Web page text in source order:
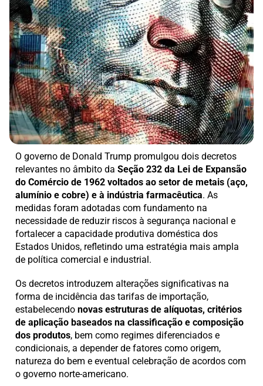
O governo de Donald Trump promulgou dois decretos
relevantes no âmbito da Seção 232 da Lei de Expansão
do Comércio de 1962 voltados ao setor de metais (aço,
alumínio e cobre) e à indústria farmacêutica. As
medidas foram adotadas com fundamento na
necessidade de reduzir riscos à segurança nacional e
fortalecer a capacidade produtiva doméstica dos
Estados Unidos, refletindo uma estratégia mais ampla
de política comercial e industrial.
Os decretos introduzem alterações significativas na
forma de incidência das tarifas de importação,
estabelecendo novas estruturas de alíquotas, critérios
de aplicação baseados na classificação e composição
dos produtos, bem como regimes diferenciados e
condicionais, a depender de fatores como origem,
natureza do bem e eventual celebração de acordos com
o governo norte-americano.